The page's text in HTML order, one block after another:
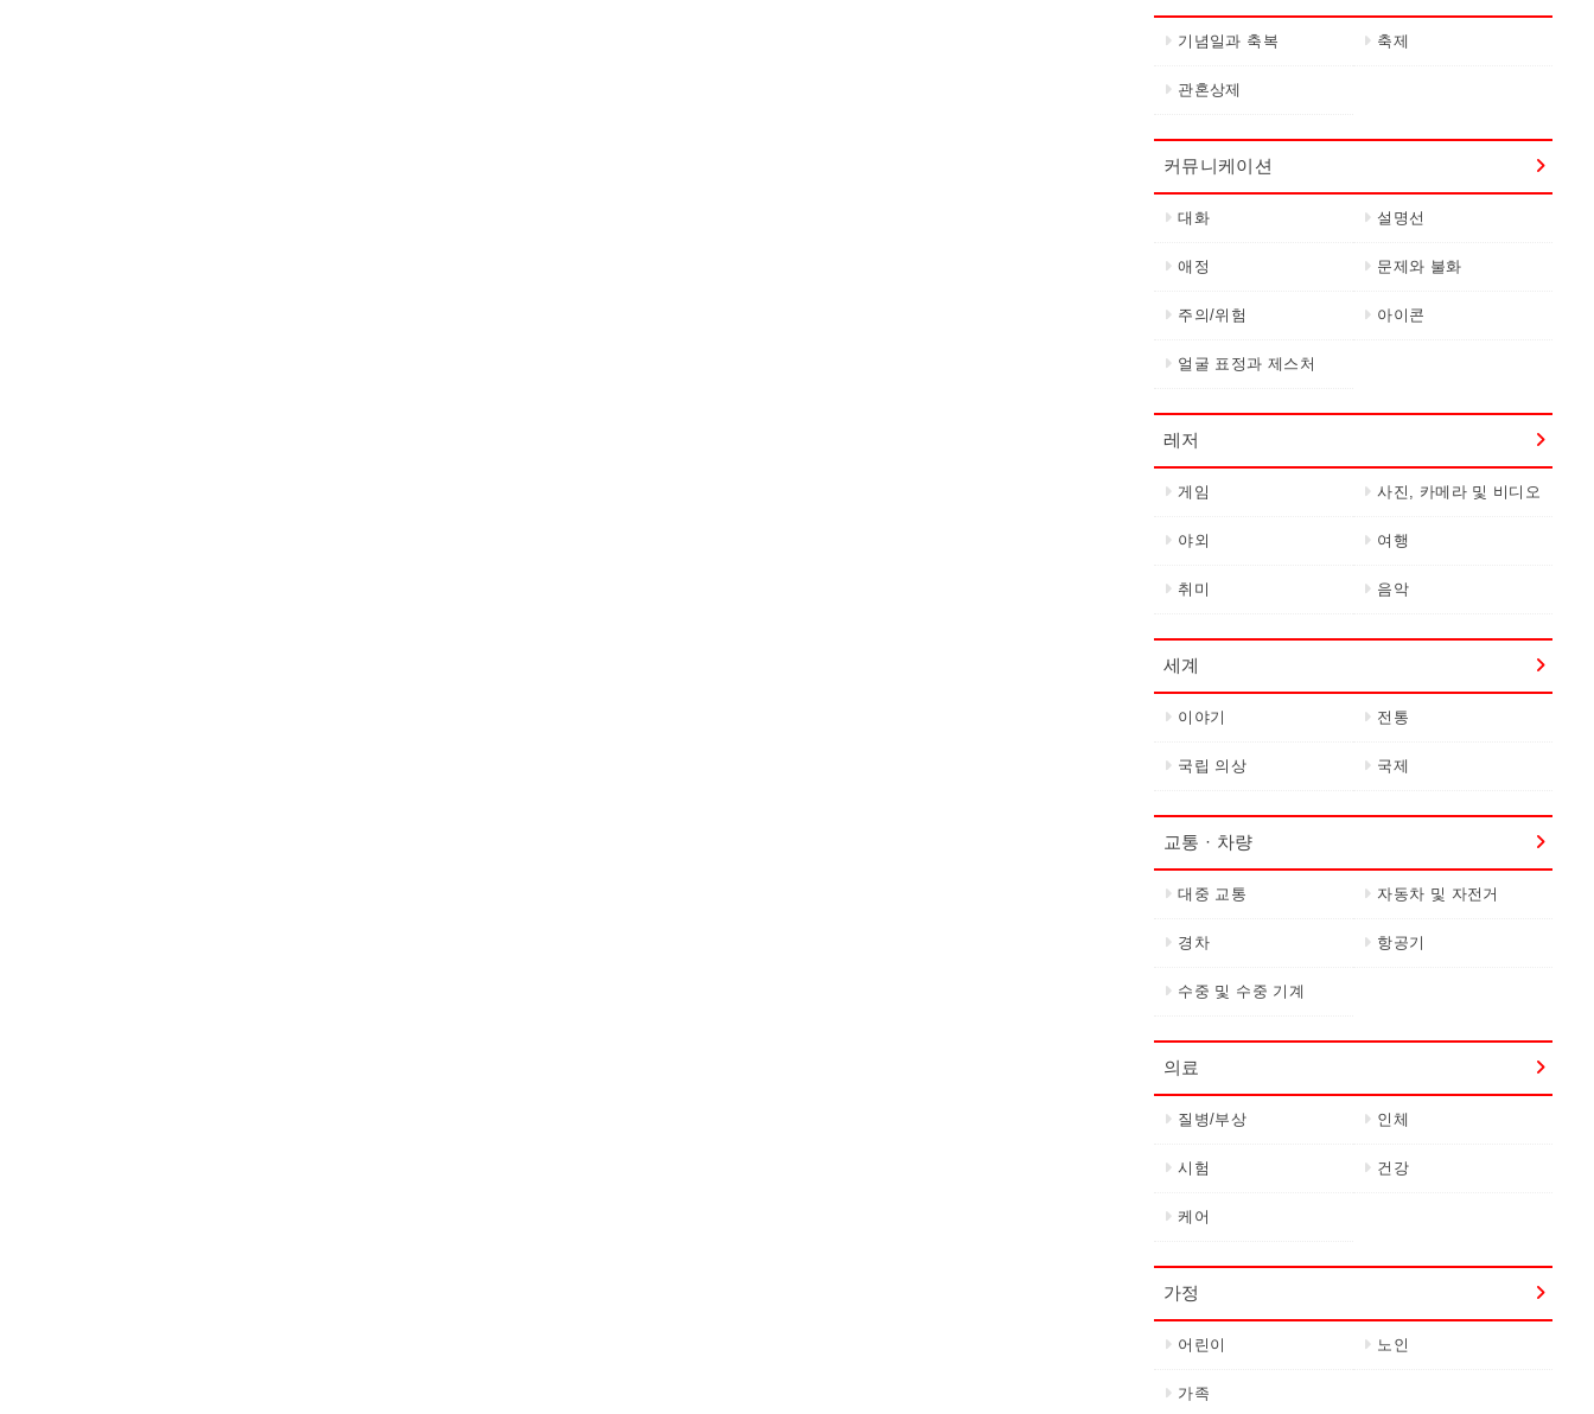
기념일과 축복 축제
관혼상제
커뮤니케이션
대화 설명선
애정 문제와 불화
주의/위험 아이콘
얼굴 표정과 제스처
레저
게임 사진, 카메라 및 비디오
야외 여행
취미 음악
세계
이야기 전통
국립 의상 국제
교통 · 차량
대중 교통 자동차 및 자전거
경차 항공기
수중 및 수중 기계
의료
질병/부상 인체
시험 건강
케어
가정
어린이 노인
가족